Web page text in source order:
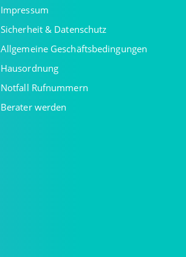
Impressum
Sicherheit & Datenschutz
Allgemeine Geschäftsbedingungen
Hausordnung
Notfall Rufnummern
Berater werden